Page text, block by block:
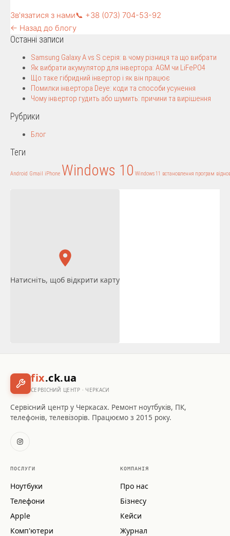
Зв'язатися з нами📞 +38 (073) 704-53-92
← Назад до блогу
Останні записи
Samsung Galaxy A vs S серія: в чому різниця та що вибрати
Як вибрати акумулятор для інвертора: AGM чи LiFePO4
Що таке гібридний інвертор і як він працює
Помилки інвертора Deye: коди та способи усунення
Чому інвертор гудить або шумить: причини та вирішення
Рубрики
Блог
Теги
Android Gmail iPhone Windows 10 Windows 11 встановлення програм
Натисніть, щоб відкрити карту
fix.ck.ua
СЕРВІСНИЙ ЦЕНТР · ЧЕРКАСИ
Сервісний центр у Черкасах. Ремонт ноутбуків, ПК,
телефонів, телевізорів. Працюємо з 2015 року.
ПОСЛУГИ
Ноутбуки
Телефони
Apple
Комп'ютери
КОМПАНІЯ
Про нас
Бізнесу
Кейси
Журнал